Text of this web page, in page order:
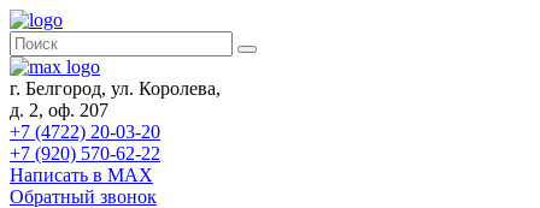
г. Белгород, ул. Королева,
д. 2, оф. 207
+7 (4722) 20-03-20
+7 (920) 570-62-22
Написать в MAX
Обратный звонок